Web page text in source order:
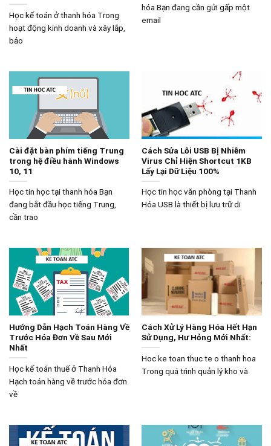
Học kế toán ở thanh hóa Trong
hoạt động kinh doanh và xây lắp,
bảo
hóa Bạn đang cần gửi gấp một
email
Cài đặt bàn phím tiếng Trung
trong hệ điều hành Windows
10, 11
Học tin học tại thanh hóa Bạn
đang bắt đầu học tiếng Trung,
cần trao
Cách Sửa Lỗi USB Bị Nhiễm
Virus Chỉ Hiện Shortcut 1KB
Lấy Lại Dữ Liệu 100%
Học tin học văn phòng tại Thanh
Hóa USB là thiết bị lưu trữ di
Hướng Dẫn Hạch Toán Hàng Về
Trước Hóa Đơn Về Sau Mới
Nhất
Học kế toán thuế ở Thanh Hóa
Hạch toán hàng về trước hóa đơn
về
Cách Xử Lý Hàng Hóa Hết Hạn
Sử Dụng, Hư Hỏng Mới Nhất:
Hoc ke toan thuc te o thanh hoa
Trong quá trình quản lý kho và